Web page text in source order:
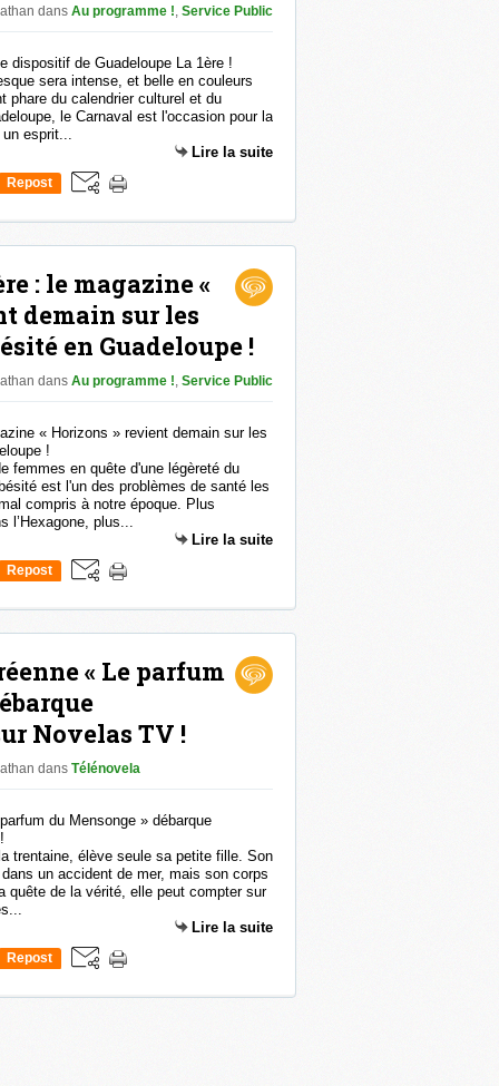
dans Au programme !, Service Public
sera intense, et belle en couleurs
phare du calendrier culturel et du
le Carnaval est l'occasion pour la
esprit...
Lire la suite
Repost
: le magazine «
demain sur les
en Guadeloupe !
dans Au programme !, Service Public
femmes en quête d'une légèreté du
est l'un des problèmes de santé les
compris à notre époque. Plus
l’Hexagone, plus...
Lire la suite
Repost
« Le parfum
Novelas TV !
dans Télénovela
trentaine, élève seule sa petite fille. Son
un accident de mer, mais son corps
quête de la vérité, elle peut compter sur
Lire la suite
Repost